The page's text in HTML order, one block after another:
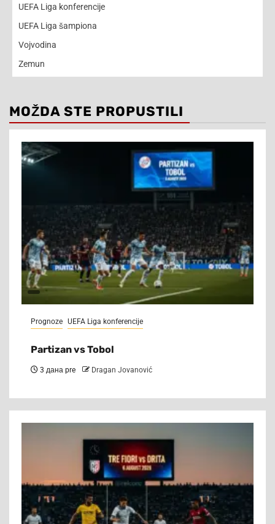
UEFA Liga konferencije
UEFA Liga šampiona
Vojvodina
Zemun
MOŽDA STE PROPUSTILI
Prognoze UEFA Liga konferencije
Partizan vs Tobol
3 дана pre Dragan Jovanović